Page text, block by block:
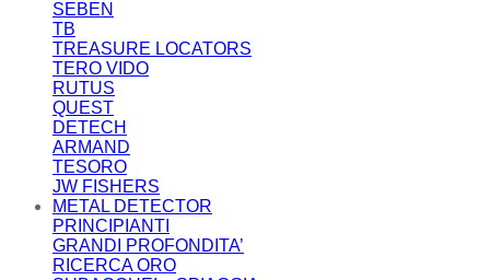
SEBEN
TB
TREASURE LOCATORS
TERO VIDO
RUTUS
QUEST
DETECH
ARMAND
TESORO
JW FISHERS
METAL DETECTOR
PRINCIPIANTI
GRANDI PROFONDITA’
RICERCA ORO